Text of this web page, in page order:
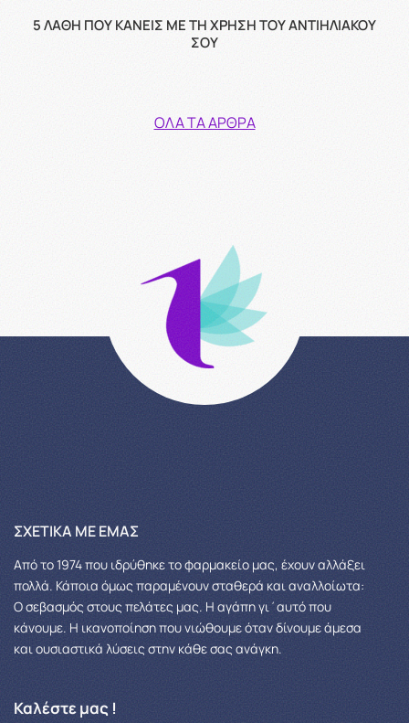
5 ΛΆΘΗ ΠΟΥ ΚΆΝΕΙΣ ΜΕ ΤΗ ΧΡΉΣΗ ΤΟΥ ΑΝΤΙΗΛΙΑΚΟΎ
ΣΟΥ
ΌΛΑ ΤΑ ΆΡΘΡΑ
ΣΧΕΤΙΚΆ ΜΕ ΕΜΆΣ
Από το 1974 που ιδρύθηκε το φαρμακείο μας, έχουν αλλάξει
πολλά. Κάποια όμως παραμένουν σταθερά και αναλλοίωτα:
Ο σεβασμός στους πελάτες μας. Η αγάπη γι΄αυτό που
κάνουμε. Η ικανοποίηση που νιώθουμε όταν δίνουμε άμεσα
και ουσιαστικά λύσεις στην κάθε σας ανάγκη.
Καλέστε μας !